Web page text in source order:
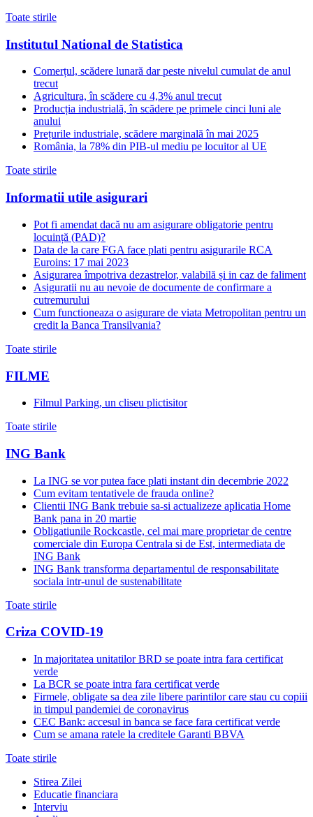
Toate stirile
Institutul National de Statistica
Comerțul, scădere lunară dar peste nivelul cumulat de anul
trecut
Agricultura, în scădere cu 4,3% anul trecut
Producția industrială, în scădere pe primele cinci luni ale
anului
Prețurile industriale, scădere marginală în mai 2025
România, la 78% din PIB-ul mediu pe locuitor al UE
Toate stirile
Informatii utile asigurari
Pot fi amendat dacă nu am asigurare obligatorie pentru
locuință (PAD)?
Data de la care FGA face plati pentru asigurarile RCA
Euroins: 17 mai 2023
Asigurarea împotriva dezastrelor, valabilă și in caz de faliment
Asiguratii nu au nevoie de documente de confirmare a
cutremurului
Cum functioneaza o asigurare de viata Metropolitan pentru un
credit la Banca Transilvania?
Toate stirile
FILME
Filmul Parking, un cliseu plictisitor
Toate stirile
ING Bank
La ING se vor putea face plati instant din decembrie 2022
Cum evitam tentativele de frauda online?
Clientii ING Bank trebuie sa-si actualizeze aplicatia Home
Bank pana in 20 martie
Obligatiunile Rockcastle, cel mai mare proprietar de centre
comerciale din Europa Centrala si de Est, intermediata de
ING Bank
ING Bank transforma departamentul de responsabilitate
sociala intr-unul de sustenabilitate
Toate stirile
Criza COVID-19
In majoritatea unitatilor BRD se poate intra fara certificat
verde
La BCR se poate intra fara certificat verde
Firmele, obligate sa dea zile libere parintilor care stau cu copiii
in timpul pandemiei de coronavirus
CEC Bank: accesul in banca se face fara certificat verde
Cum se amana ratele la creditele Garanti BBVA
Toate stirile
Stirea Zilei
Educatie financiara
Interviu